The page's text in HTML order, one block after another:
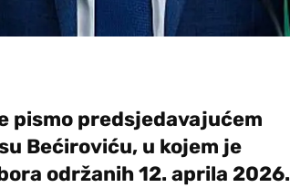
pismo predsjedavajućem
Bećiroviću, u kojem je
održanih 12. aprila 2026.